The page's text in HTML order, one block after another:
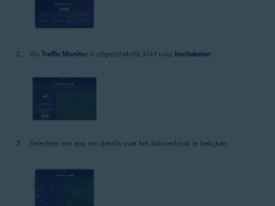
Als Traffic Monitor is uitgeschakeld, klikt u op Inschakelen.
Selecteer een app om details over het dataverbruik te bekijken.